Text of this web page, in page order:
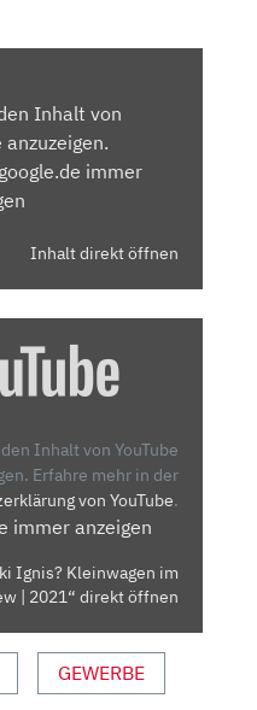
Inhalt von
immer
Inhalt direkt öffnen
Inhalt von YouTube
Erfahre mehr in der
von YouTube.
immer anzeigen
Ignis? Kleinwagen im
| 2021“ direkt öffnen
GEWERBE